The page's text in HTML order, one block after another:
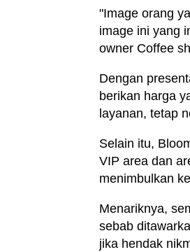
"Image orang
image ini yang
owner Coffee
Dengan
berikan harga
layanan, tetap
Selain itu,
VIP area dan
menimbulkan
Menariknya,
sebab
jika hendak